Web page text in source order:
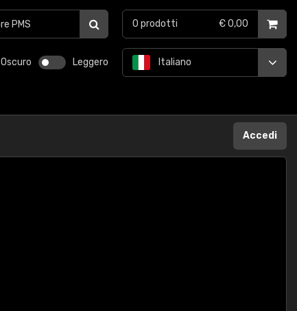
Oscuro Leggero Italiano
0 prodotti € 0,00
Accedi